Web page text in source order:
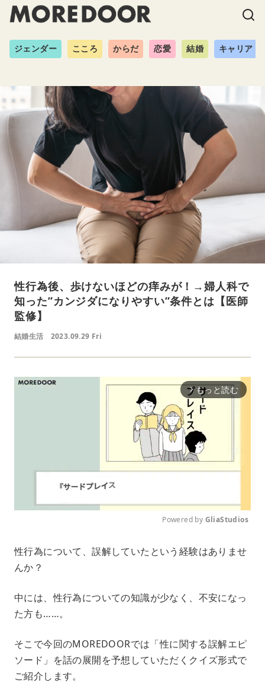
ジェンダー こころ からだ 恋愛 結婚 キャリア
性行為後、歩けないほどの痒みが！→婦人科で
知った”カンジダになりやすい”条件とは【医師
監修】
結婚生活 2023.09.29 Fri
arrow_forward_ios もっと読む
u
Powered by GliaStudios
性行為について、誤解していたという経験はありませ
んか？
中には、性行為についての知識が少なく、不安になっ
た方も……。
そこで今回のMOREDOORでは「性に関する誤解エピ
ソード」を話の展開を予想していただくクイズ形式で
ご紹介します。